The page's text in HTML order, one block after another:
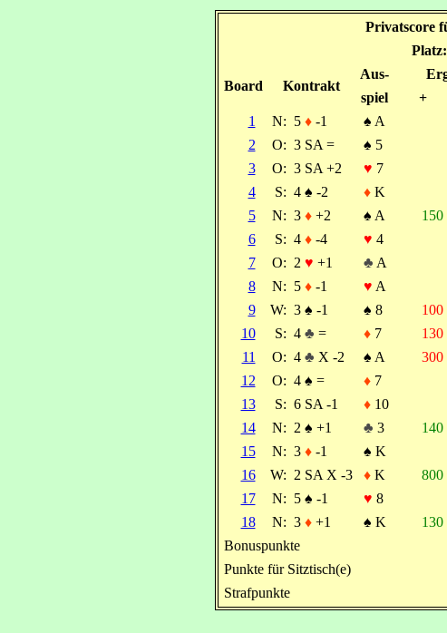
Privatscore
Board Kontrakt
Aus-
spiel +
1
N: 5 ♦-1 ♠ A
2
O: 3 SA = ♠ 5
3
O: 3 SA +2 ♥ 7
4
S: 4 ♠ -2 ♦K
5
N: 3 ♦+2 ♠ A 150
6
S: 4 ♦-4 ♥ 4
7
O: 2 ♥ +1 ♣ A
8
N: 5 ♦-1 ♥ A
9
W: 3 ♠ -1 ♠ 8 100
10
S: 4 ♣ = ♦7 130
11
O: 4 ♣ X -2 ♠ A 300
12
O: 4 ♠ = ♦7
13
S: 6 SA -1 ♦10
14
N: 2 ♠ +1 ♣ 3 140
15
N: 3 ♦-1 ♠ K
16
W: 2 SA X -3 ♦K 800
17
N: 5 ♠ -1 ♥ 8
18
N: 3 ♦+1 ♠ K 130
Bonuspunkte
Punkte für Sitztisch(e)
Strafpunkte